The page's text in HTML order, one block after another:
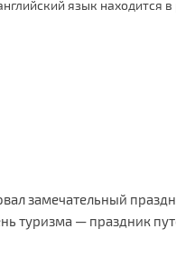
язык находится в
замечательный
туризма — праздник